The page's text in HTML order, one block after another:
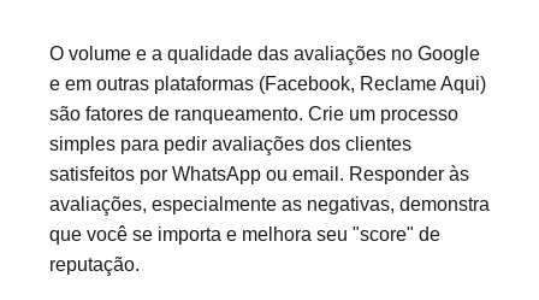
O volume e a qualidade das avaliações no Google
e em outras plataformas (Facebook, Reclame Aqui)
são fatores de ranqueamento. Crie um processo
simples para pedir avaliações dos clientes
satisfeitos por WhatsApp ou email. Responder às
avaliações, especialmente as negativas, demonstra
que você se importa e melhora seu "score" de
reputação.